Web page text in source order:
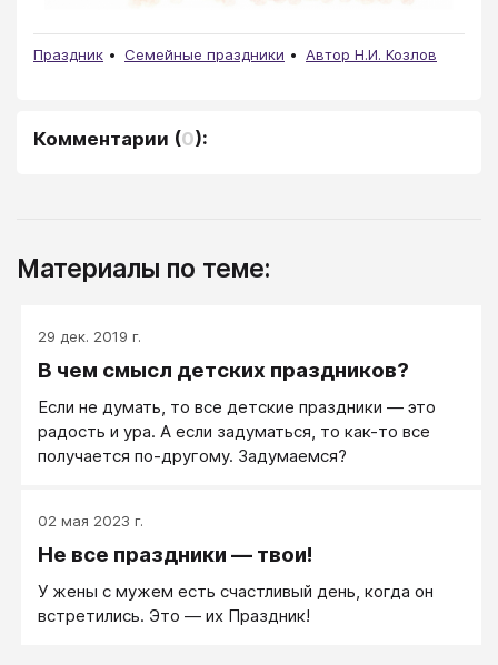
Праздник Семейные праздники Автор Н.И. Козлов
Комментарии (0):
Материалы по теме:
29 дек. 2019 г.
В чем смысл детских праздников?
Если не думать, то все детские праздники — это
радость и ура. А если задуматься, то как-то все
получается по-другому. Задумаемся?
02 мая 2023 г.
Не все праздники — твои!
У жены с мужем есть счастливый день, когда он
встретились. Это — их Праздник!